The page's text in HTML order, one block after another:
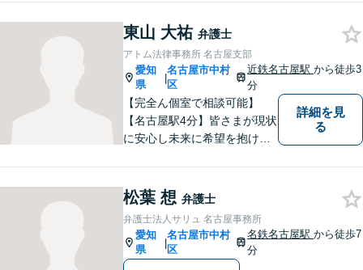
頼者から相談を受け、最良の
法的サービスを迅速に提供で
きるよう最善の努力をしま
す。
東山 大祐 弁護士
アトム法律事務所 名古屋支部
愛知
県
|
名古屋市中村
区
近鉄名古屋駅から徒歩3
分
【完全ん個室で相談可能】
【名古屋駅4分】皆さまが現状
に安心し未来に希望を抱ける
でいく所存です。法律家とし
てだけでなく、一人の人間と
して依頼者様に寄り添い共に
に解決を目指していきます。
詳細を見
る
松葉 想 弁護士
弁護士法人サリュ 名古屋事務所
愛知
県
|
名古屋市中村
区
名鉄名古屋駅から徒歩7
分